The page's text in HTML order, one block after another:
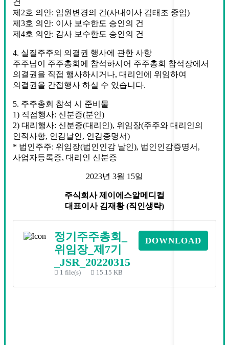
건
제2호 의안: 임원변경의 건(사내이사 김태조 중임)
제3호 의안: 이사 보수한도 승인의 건
제4호 의안: 감사 보수한도 승인의 건
4. 실질주주의 의결권 행사에 관한 사항
주주님이 주주총회에 참석하시어 주주총회 참석장에서
의결권을 직접 행사하시거나, 대리인에 위임하여
의결권을 간접행사 하실 수 있습니다.
5. 주주총회 참석 시 준비물
1) 직접행사: 신분증(분인)
2) 대리행사: 신분증(대리인), 위임장(주주와 대리인의
인적사항, 인감날인, 인감증명서)
* 법인주주: 위임장(법인인감 날인), 법인인감증명서,
사업자등록증, 대리인 신분증
2023년 3월 15일
주식회사 제이에스알메디컬
대표이사 김재황 (직인생략)
정기주주총회_
위임장_제7기
_JSR_20220315
1 file(s) 15.15 KB
DOWNLOAD